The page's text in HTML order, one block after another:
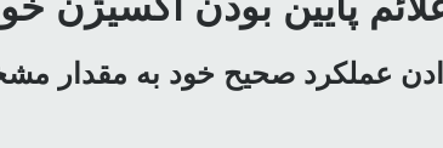
عملکرد صحیح خود به مقدار